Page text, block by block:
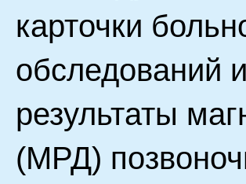
карточки
обследований
результаты
(МРД)